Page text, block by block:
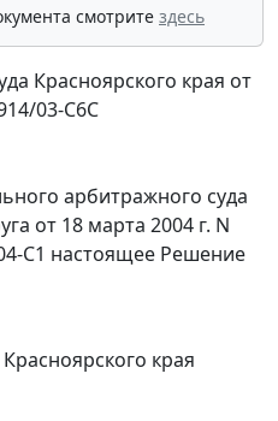
смотрите здесь
Красноярского края от
03-С6С
арбитражного суда
от 18 марта 2004 г. N
С1 настоящее Решение
края